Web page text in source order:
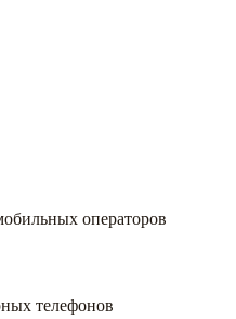
операторов
телефонов